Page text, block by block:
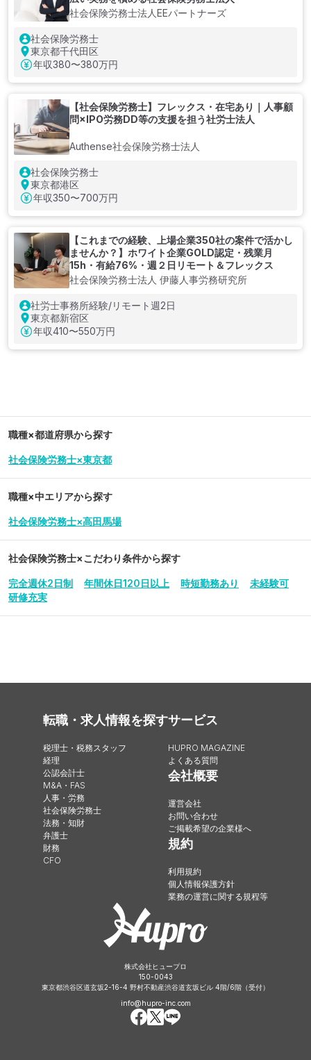
社会保険労務士法人EEパートナーズ
社会保険労務士
東京都千代田区
年収380〜380万円
【社会保険労務士】フレックス・在宅あり｜人事顧
問×IPO労務DD等の支援を担う社労士法人
Authense社会保険労務士法人
社会保険労務士
東京都港区
年収350〜700万円
【これまでの経験、上場企業350社の案件で活かし
ませんか？】ホワイト企業GOLD認定・残業月
15h・有給76%・週２日リモート＆フレックス
社会保険労務士法人 伊藤人事労務研究所
社労士事務所経験/リモート週2日
東京都新宿区
年収410〜550万円
職種×都道府県から探す
社会保険労務士×東京都
職種×中エリアから探す
社会保険労務士×高田馬場
社会保険労務士×こだわり条件から探す
完全週休2日制 年間休日120日以上 時短勤務あり
未経験可
研修充実
転職・求人情報を探す
税理士・税務スタッフ
経理
公認会計士
M&A・FAS
人事・労務
社会保険労務士
法務・知財
弁護士
財務
CFO
サービス
HUPRO MAGAZINE
よくある質問
会社概要
運営会社
お問い合わせ
ご掲載希望の企業様へ
規約
利用規約
個人情報保護方針
業務の運営に関する規程等
株式会社ヒュープロ
150-0043
東京都渋谷区道玄坂2-16-4 野村不動産渋谷道玄坂ビル 4階/6階（受付）
info@hupro-inc.com